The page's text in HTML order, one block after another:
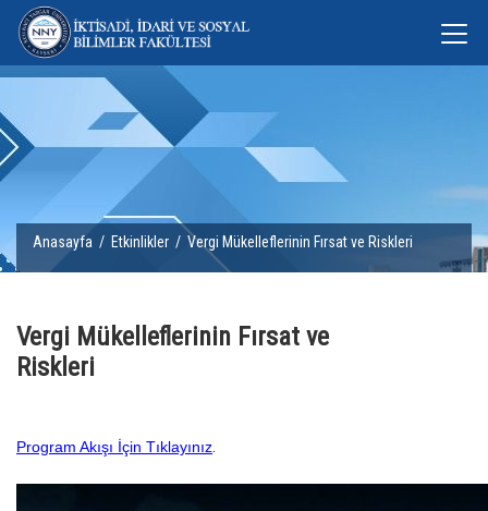
Anasayfa / Etkinlikler / Vergi Mükelleflerinin Fırsat ve Riskleri
Vergi Mükelleflerinin Fırsat ve
Riskleri
Program Akışı İçin Tıklayınız.